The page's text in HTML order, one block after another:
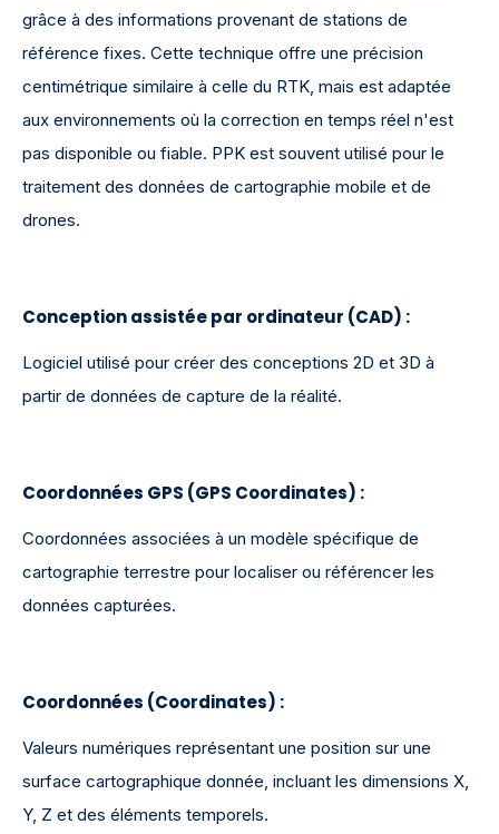
grâce à des informations provenant de stations de
référence fixes. Cette technique offre une précision
centimétrique similaire à celle du RTK, mais est adaptée
aux environnements où la correction en temps réel n'est
pas disponible ou fiable. PPK est souvent utilisé pour le
traitement des données de cartographie mobile et de
drones.
Conception assistée par ordinateur (CAD) :
Logiciel utilisé pour créer des conceptions 2D et 3D à
partir de données de capture de la réalité.
Coordonnées GPS (GPS Coordinates) :
Coordonnées associées à un modèle spécifique de
cartographie terrestre pour localiser ou référencer les
données capturées.
Coordonnées (Coordinates) :
Valeurs numériques représentant une position sur une
surface cartographique donnée, incluant les dimensions X,
Y, Z et des éléments temporels.